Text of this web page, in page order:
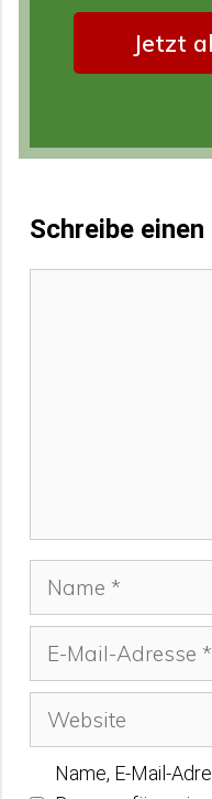
Schreibe
Adresse
Name, E-Mail-